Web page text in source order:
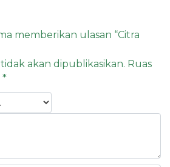
memberikan ulasan “Citra
akan dipublikasikan. Ruas
*